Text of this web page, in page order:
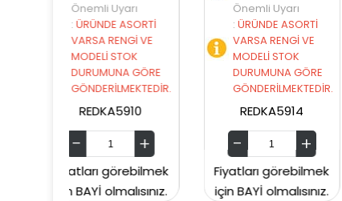
Önemli Uyarı
:ÜRÜNDE ASORTİ
VARSA RENGİ VE
MODELİ STOK
DURUMUNA GÖRE
GÖNDERİLMEKTEDİR.
REDKA5914
Fiyatları görebilmek
için BAYİ olmalısınız.
Önemli Uyarı
: ÜRÜNDE
VARSA RENGİ
MODELİ STOK
DURUMUNA
Fiyatları
için BAYİ